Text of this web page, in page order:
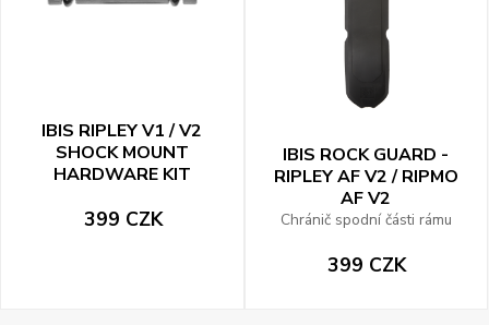
IBIS RIPLEY V1 / V2
SHOCK MOUNT
HARDWARE KIT
399 CZK
IBIS ROCK GUARD -
RIPLEY AF V2 / RIPMO
AF V2
Chránič spodní části rámu
399 CZK